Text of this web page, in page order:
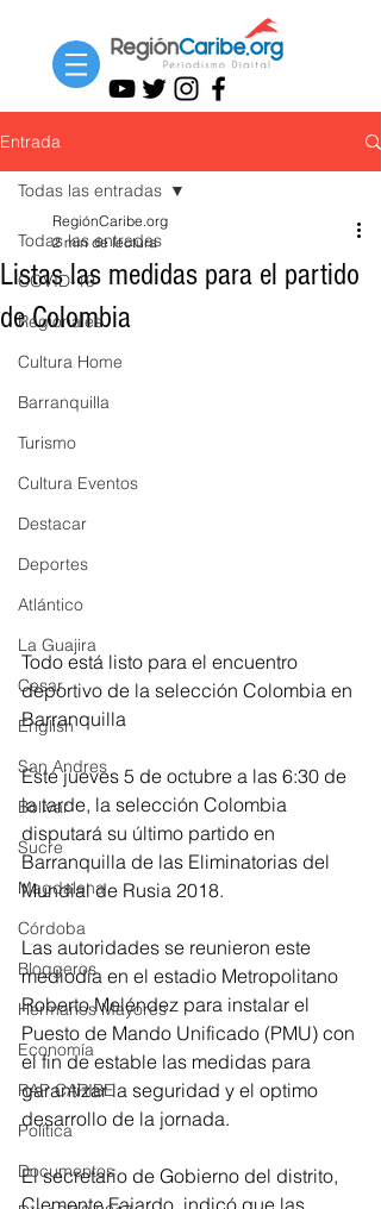
Entrada
Todas las entradas
COVID-19
Regionales
Cultura Home
Barranquilla
Turismo
Cultura Eventos
Destacar
Deportes
Atlántico
La Guajira
Cesar
English
San Andres
Bolívar
Sucre
Magdalena
Córdoba
Bloggeros
Hermanos Mayores
Economía
RAP CARIBE
Política
Documentos
Todas las entradas
Listas las medidas para el partido
de Colombia
RegiónCaribe.org
2 min de lectura
Todo está listo para el encuentro
deportivo de la selección Colombia en
Barranquilla
Este jueves 5 de octubre a las 6:30 de
la tarde, la selección Colombia
disputará su último partido en
Barranquilla de las Eliminatorias del
Mundial de Rusia 2018.
Las autoridades se reunieron este
mediodía en el estadio Metropolitano
Roberto Meléndez para instalar el
Puesto de Mando Unificado (PMU) con
el fin de estable las medidas para
garantizar la seguridad y el optimo
desarrollo de la jornada.
El secretario de Gobierno del distrito,
Clemente Fajardo, indicó que las